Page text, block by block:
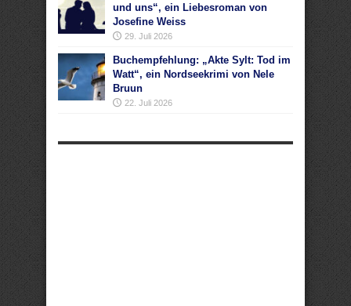
und uns“, ein Liebesroman von
Josefine Weiss
29. Juli 2026
Buchempfehlung: „Akte Sylt: Tod im
Watt“, ein Nordseekrimi von Nele
Bruun
22. Juli 2026